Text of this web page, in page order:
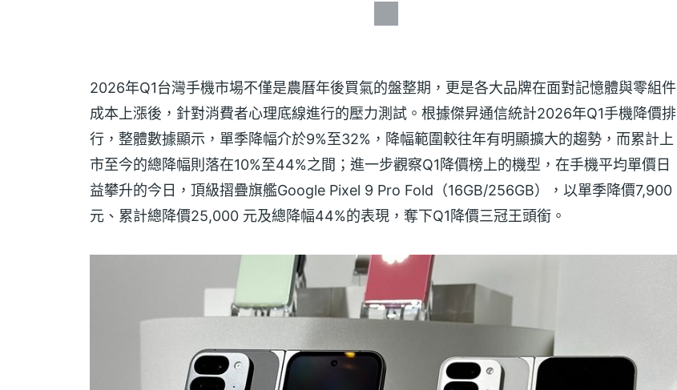
2026年Q1台灣手機市場不僅是農曆年後買氣的盤整期，更是各大品牌在面對記憶體與零組件
成本上漲後，針對消費者心理底線進行的壓力測試。根據傑昇通信統計2026年Q1手機降價排
行，整體數據顯示，單季降幅介於9%至32%，降幅範圍較往年有明顯擴大的趨勢，而累計上
市至今的總降幅則落在10%至44%之間；進一步觀察Q1降價榜上的機型，在手機平均單價日
益攀升的今日，頂級摺疊旗艦Google Pixel 9 Pro Fold（16GB/256GB），以單季降價7,900
元、累計總降價25,000 元及總降幅44%的表現，奪下Q1降價三冠王頭銜。